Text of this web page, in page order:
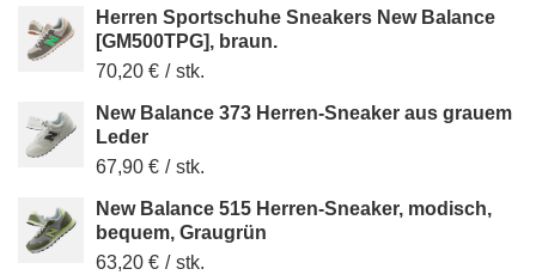
Herren Sportschuhe Sneakers New Balance
[GM500TPG], braun.
70,20 € / stk.
New Balance 373 Herren-Sneaker aus grauem
Leder
67,90 € / stk.
New Balance 515 Herren-Sneaker, modisch,
bequem, Graugrün
63,20 € / stk.